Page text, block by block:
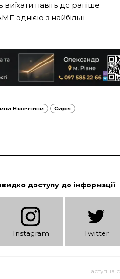
виїхати навіть до раніше
однією з найбільш
Німеччини Сирія
доступу до інформації
Instagram Twitter
Наступна